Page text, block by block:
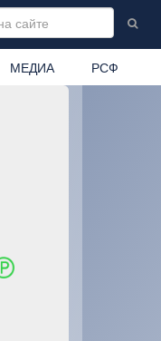
МЕДИА РСФ